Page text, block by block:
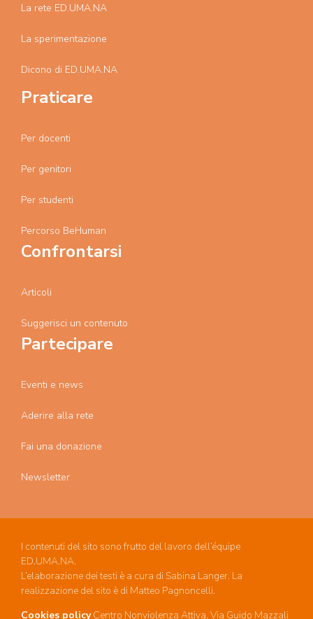
La rete ED.UMA.NA
La sperimentazione
Dicono di ED.UMA.NA
Praticare
Per docenti
Per genitori
Per studenti
Percorso BeHuman
Confrontarsi
Articoli
Suggerisci un contenuto
Partecipare
Eventi e news
Aderire alla rete
Fai una donazione
Newsletter
I contenuti del sito sono frutto del lavoro dell’équipe
ED.UMA.NA.
L’elaborazione dei testi è a cura di Sabina Langer. La
realizzazione del sito è di Matteo Pagnoncelli.
Cookies policyCentro Nonviolenza Attiva. Via Guido Mazzali